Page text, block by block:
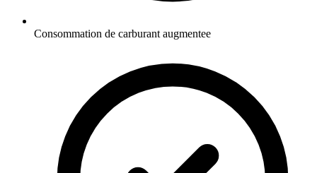
Consommation de carburant augmentee